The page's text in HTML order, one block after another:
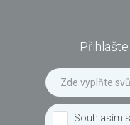
Souhlasím